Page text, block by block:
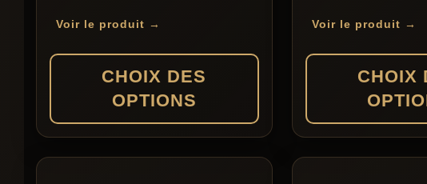
Voir le produit →
CHOIX DES
OPTIONS
produit
Voir le produit →
CHOIX
produit